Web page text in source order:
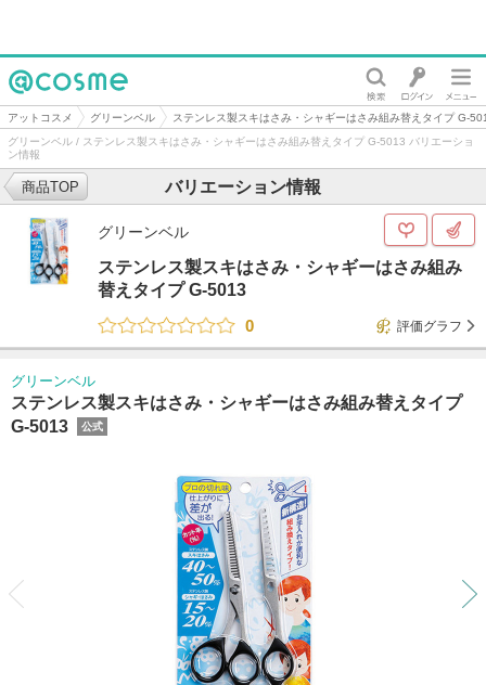
@cosme
アットコスメ グリーンベル
ステンレス製スキはさみ・シャギーはさみ組み替えタイプ G-
グリーンベル / ステンレス製スキはさみ・シャギーはさみ組み替えタイプ G-5013 バリエーショ
ン情報
バリエーション情報
商品TOP
グリーンベル
ステンレス製スキはさみ・シャギーはさみ組み
替えタイプ G-5013
0
評価グラフ
グリーンベル
ステンレス製スキはさみ・シャギーはさみ組み替えタイプ
G-5013
公式